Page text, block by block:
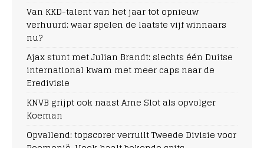
Van KKD-talent van het jaar tot opnieuw
verhuurd: waar spelen de laatste vijf winnaars
nu?
Ajax stunt met Julian Brandt: slechts één Duitse
international kwam met meer caps naar de
Eredivisie
KNVB grijpt ook naast Arne Slot als opvolger
Koeman
Opvallend: topscorer verruilt Tweede Divisie voor